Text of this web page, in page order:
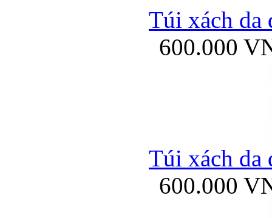
Túi xách da
600.000
Túi xách da
600.000